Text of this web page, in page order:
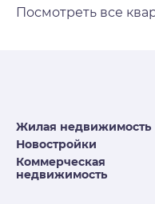
Посмотреть все
Жилая недвижимость
Новостройки
Коммерческая
недвижимость